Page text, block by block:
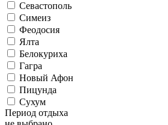
Севастополь
Симеиз
Феодосия
Ялта
Белокуриха
Гагра
Новый Афон
Пицунда
Сухум
Период отдыха